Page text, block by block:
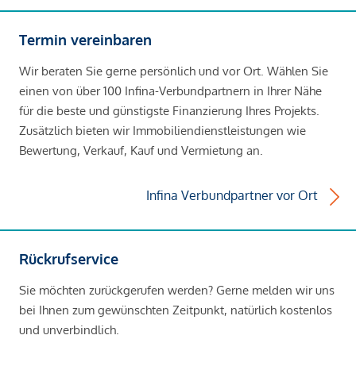
Termin vereinbaren
Wir beraten Sie gerne persönlich und vor Ort. Wählen Sie
einen von über 100 Infina-Verbundpartnern in Ihrer Nähe
für die beste und günstigste Finanzierung Ihres Projekts.
Zusätzlich bieten wir Immobiliendienstleistungen wie
Bewertung, Verkauf, Kauf und Vermietung an.
Infina Verbundpartner vor Ort
Rückrufservice
Sie möchten zurückgerufen werden? Gerne melden wir uns
bei Ihnen zum gewünschten Zeitpunkt, natürlich kostenlos
und unverbindlich.